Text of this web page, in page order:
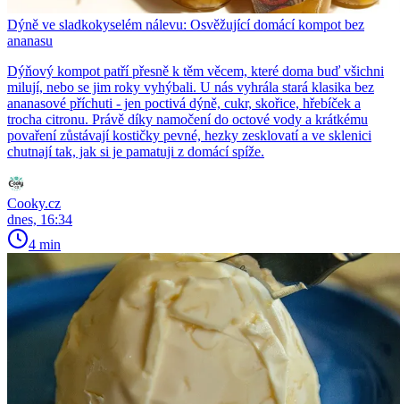
Dýně ve sladkokyselém nálevu: Osvěžující domácí kompot bez
ananasu
Dýňový kompot patří přesně k těm věcem, které doma buď všichni
milují, nebo se jim roky vyhýbali. U nás vyhrála stará klasika bez
ananasové příchuti - jen poctivá dýně, cukr, skořice, hřebíček a
trocha citronu. Právě díky namočení do octové vody a krátkému
povaření zůstávají kostičky pevné, hezky zesklovatí a ve sklenici
chutnají tak, jak si je pamatuji z domácí spíže.
Cooky.cz
dnes, 16:34
4 min